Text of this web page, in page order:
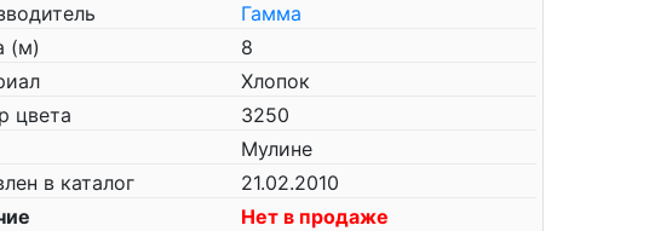
Гамма
(м)
8
Хлопок
цвета
3250
Мулине
в каталог
21.02.2010
Нет в продаже